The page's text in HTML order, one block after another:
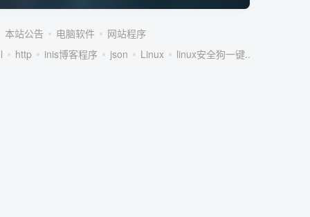
本站公告 电脑软件
网站程序
http inis博客程序 json Linux linux安全狗一键...